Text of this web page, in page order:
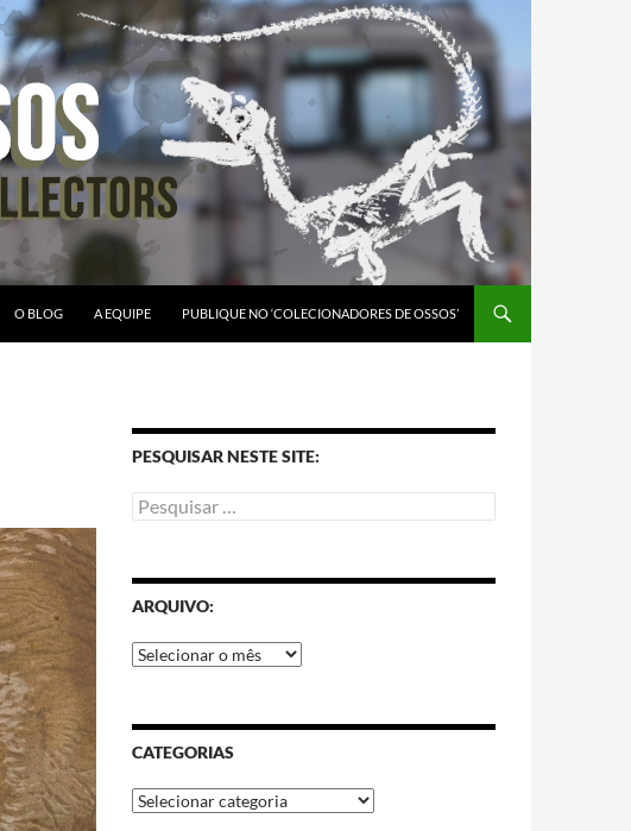
O BLOG A EQUIPE PUBLIQUE NO ‘COLECIONADORES DE OSSOS’
PESQUISAR NESTE SITE:
ARQUIVO:
CATEGORIAS